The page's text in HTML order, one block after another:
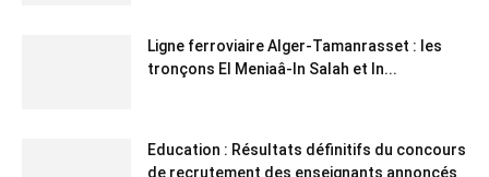
Ligne ferroviaire Alger-Tamanrasset : les
tronçons El Meniaâ-In Salah et In...
Education : Résultats définitifs du concours
de recrutement des enseignants annoncés